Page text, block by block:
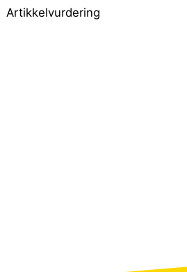
Artikkelvurdering